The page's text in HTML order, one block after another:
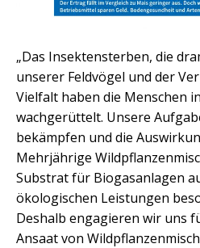
„Das Insektensterben, die
unserer Feldvögel und der
Vielfalt haben die Menschen
wachgerüttelt. Unsere
bekämpfen und die
Mehrjährige
Substrat für Biogasanlagen
ökologischen Leistungen
Deshalb engagieren wir uns
Ansaat von